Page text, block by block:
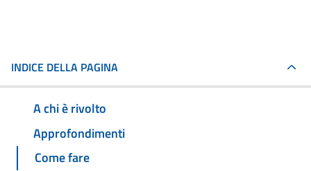
INDICE DELLA PAGINA
A chi è rivolto
Approfondimenti
Come fare